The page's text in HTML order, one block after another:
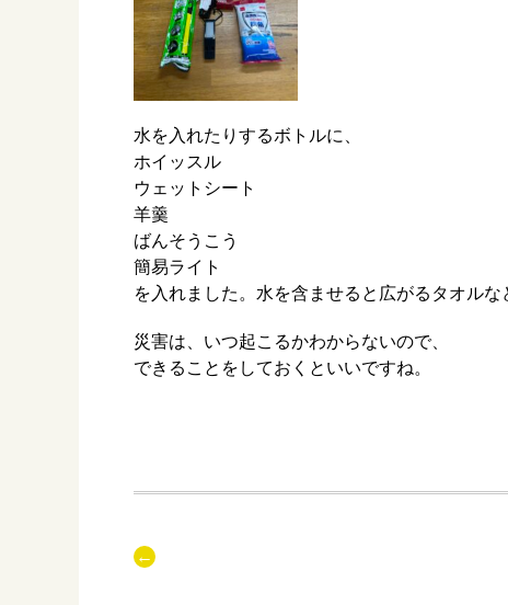
水を入れたりするボトルに、
ホイッスル
ウェットシート
羊羹
ばんそうこう
簡易ライト
を入れました。水を含ませると広がるタオルな
災害は、いつ起こるかわからないので、
できることをしておくといいですね。